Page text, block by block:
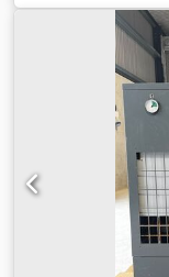
Container bevat
opslagcontainer,
37 Vario •
Volumestroom bij
1432 x 1000 x
Aklea - 2
Horizontaal
armaturensets -
klasse 4 o
FIL934-P -
gebruikt en heeft
kunnen wij de